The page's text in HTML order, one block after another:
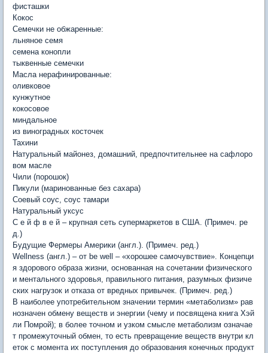
фисташки
Кокос
Семечки не обжаренные:
льняное семя
семена конопли
тыквенные семечки
Масла нерафинированные:
оливковое
кунжутное
кокосовое
миндальное
из виноградных косточек
Тахини
Натуральный майонез, домашний, предпочтительнее на сафлоро
вом масле
Чили (порошок)
Пикули (маринованные без сахара)
Соевый соус, соус тамари
Натуральный уксус
С е й ф в е й – крупная сеть супермаркетов в США. (Примеч. ре
д.)
Будущие Фермеры Америки (англ.). (Примеч. ред.)
Wellness (англ.) – от be well – «хорошее самочувствие». Концепци
я здорового образа жизни, основанная на сочетании физического
и ментального здоровья, правильного питания, разумных физиче
ских нагрузок и отказа от вредных привычек. (Примеч. ред.)
В наиболее употребительном значении термин «метаболизм» рав
нозначен обмену веществ и энергии (чему и посвящена книга Хэй
ли Помрой); в более точном и узком смысле метаболизм означае
т промежуточный обмен, то есть превращение веществ внутри кл
еток с момента их поступления до образования конечных продукт